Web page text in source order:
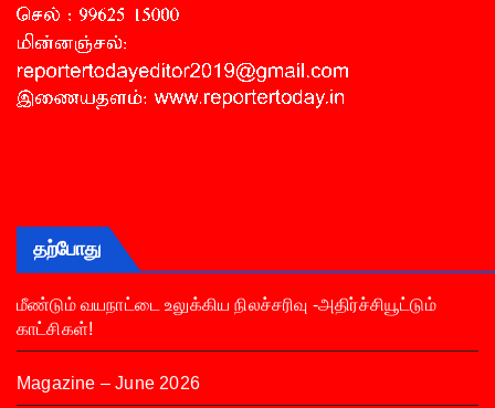
தற்போது
மீண்டும் வயநாட்டை உலுக்கிய நிலச்சரிவு -அதிர்ச்சியூட்டும்
காட்சிகள்!
Magazine – June 2026